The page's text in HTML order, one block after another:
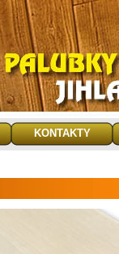
KONTAKTY